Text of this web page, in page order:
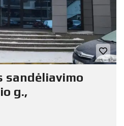
sandėliavimo
g.,